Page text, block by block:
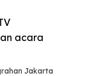
Jakarta